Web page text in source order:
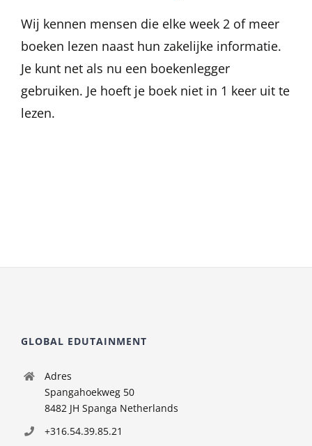
Wij kennen mensen die elke week 2 of meer
boeken lezen naast hun zakelijke informatie.
Je kunt net als nu een boekenlegger
gebruiken. Je hoeft je boek niet in 1 keer uit te
lezen.
GLOBAL EDUTAINMENT
Adres
Spangahoekweg 50
8482 JH Spanga Netherlands
+316.54.39.85.21